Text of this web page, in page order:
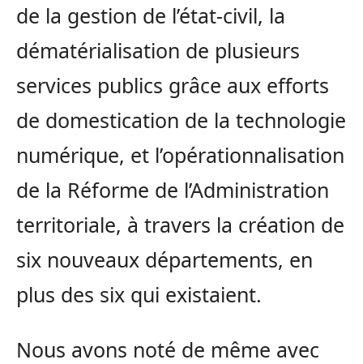
de la gestion de l’état-civil, la
dématérialisation de plusieurs
services publics grâce aux efforts
de domestication de la technologie
numérique, et l’opérationnalisation
de la Réforme de l’Administration
territoriale, à travers la création de
six nouveaux départements, en
plus des six qui existaient.
Nous avons noté de même avec